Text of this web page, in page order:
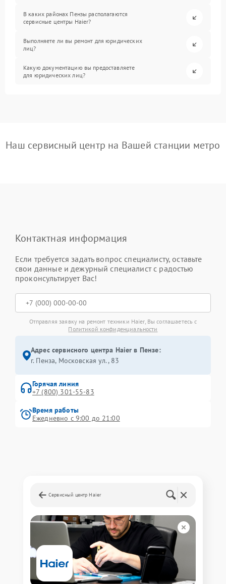
В каких районах Пензы располагаются
сервисные центры Haier?
Выполняете ли вы ремонт для юридических
лиц?
Какую документацию вы предоставляете
для юридических лиц?
Наш сервисный центр на Вашей станции метро
Контактная информация
Если требуется задать вопрос специалисту, оставьте
свои данные и дежурный специалист с радостью
проконсультирует Вас!
Отправляя заявку на ремонт техники Haier, Вы соглашаетесь с
Политикой конфиденциальности
Адрес сервисного центра Haier в Пензе:
г. Пенза, Московская ул., 83
Горячая линия
+7 (800) 301-55-83
Время работы
Ежедневно с 9:00 до 21:00
Сервисный центр Haier